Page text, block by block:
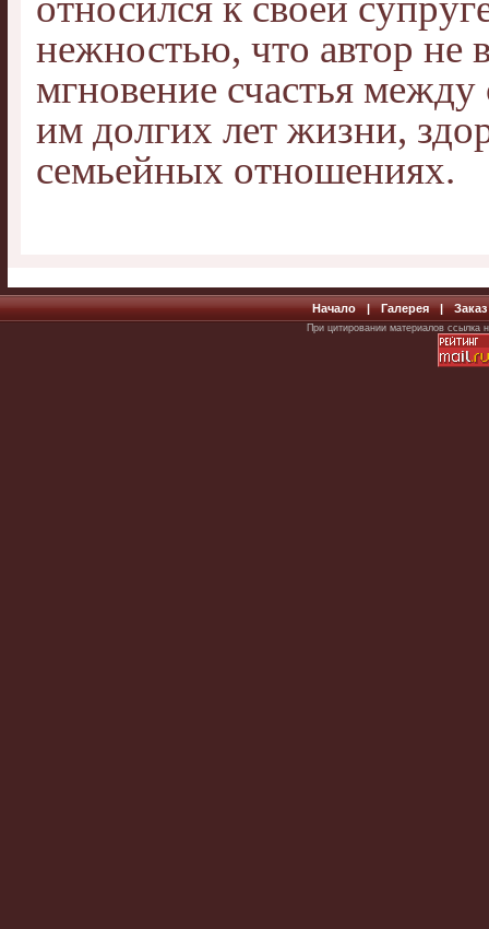
нежностью, что автор не
мгновение счастья
им долгих лет жизни,
семьейных отношениях.
Начало|Галерея|Заказ
При цитировании материалов ссылка